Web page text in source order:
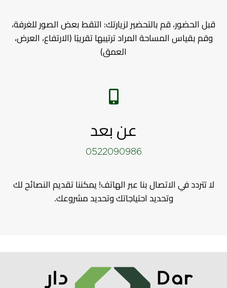
قبل الحضور، قم بالتحضير لزيارتك: التقط بعض الصور للغرفة،
وقم بقياس المساحة المراد ترتيبها تقريبًا (الارتفاع، العرض،
العمق)
عن بعد
0522090986
لا تتردد في الاتصال بنا عبر الهاتف! يمكننا تقديم النصائح لك
وتحديد احتياجاتك وتحديد مشروعك.